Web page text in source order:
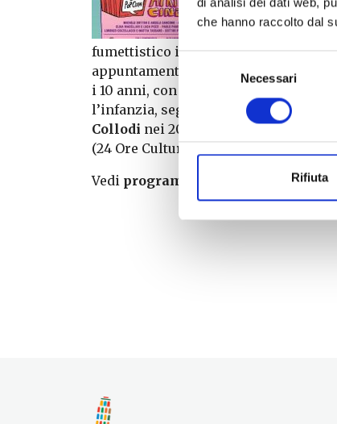
che hanno raccolto dal
Selezione
del
Necessari
Rifiuta
A
fumettistico italiano. Dopo la pausa
appuntamenti di “
Fumetti & Popcorn
i 10 anni, con laboratori creativi sul
l’infanzia, seguiti da proiezioni di
Collodi nei 200 anni dalla nascita e
(24 Ore Cultura) con l’illustratore
Vedi programma